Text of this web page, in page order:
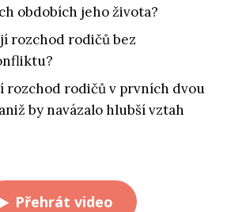
obdobích jeho života?
rozchod rodičů bez
rozchod rodičů v prvních dvou
by navázalo hlubší vztah
Přehrát video